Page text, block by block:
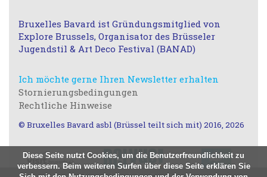
Bruxelles Bavard ist Gründungsmitglied von
Explore Brussels, Organisator des Brüsseler
Jugendstil & Art Deco Festival (BANAD)
Ich möchte gerne Ihren Newsletter erhalten
Stornierungsbedingungen
Rechtliche Hinweise
© Bruxelles Bavard asbl (Brüssel teilt sich mit) 2016, 2026
Diese Seite nutzt Cookies, um die Benutzerfreundlichkeit zu
verbessern. Beim weiteren Surfen über diese Seite erklären Sie